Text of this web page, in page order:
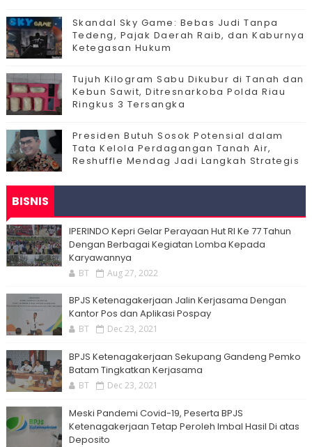
Skandal Sky Game: Bebas Judi Tanpa
Tedeng, Pajak Daerah Raib, dan Kaburnya
Ketegasan Hukum
Tujuh Kilogram Sabu Dikubur di Tanah dan
Kebun Sawit, Ditresnarkoba Polda Riau
Ringkus 3 Tersangka
Presiden Butuh Sosok Potensial dalam
Tata Kelola Perdagangan Tanah Air,
Reshuffle Mendag Jadi Langkah Strategis
BISNIS
IPERINDO Kepri Gelar Perayaan Hut RI Ke 77 Tahun
Dengan Berbagai Kegiatan Lomba Kepada
Karyawannya
BT Aug 27, 2022
BPJS Ketenagakerjaan Jalin Kerjasama Dengan
Kantor Pos dan Aplikasi Pospay
BT Dec 23, 2021
BPJS Ketenagakerjaan Sekupang Gandeng Pemko
Batam Tingkatkan Kerjasama
BT Dec 23, 2021
Meski Pandemi Covid-19, Peserta BPJS
Ketenagakerjaan Tetap Peroleh Imbal Hasil Di atas
Deposito